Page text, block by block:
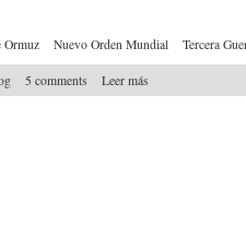
Ormuz Nuevo Orden Mundial Tercera
5 comments Leer más